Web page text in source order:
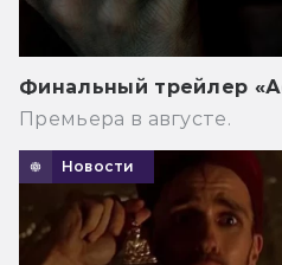
Финальный трейлер
Премьера в августе.
Новости